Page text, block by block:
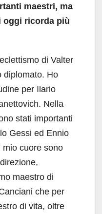
maestri, ma
oggi ricorda più
di Valter
diplomato. Ho
per Ilario
Nella
stati importanti
Gessi ed Ennio
mio cuore sono
maestro di
che per
di vita, oltre